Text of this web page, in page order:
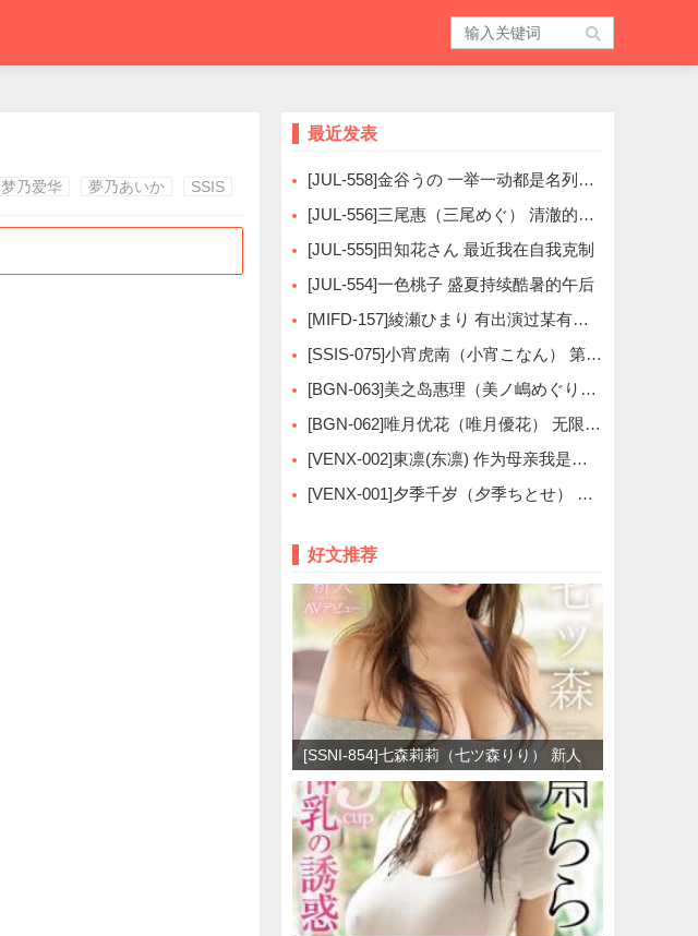
梦乃爱华 夢乃あいか SSIS
最近发表
[JUL-558]金谷うの 一举一动都是名列前茅
[JUL-556]三尾惠（三尾めぐ） 清澈的眼睛
[JUL-555]田知花さん 最近我在自我克制
[JUL-554]一色桃子 盛夏持续酷暑的午后
[MIFD-157]綾瀬ひまり 有出演过某有名偶像
[SSIS-075]小宵虎南（小宵こなん） 第一次摄影的时候明明很紧张
[BGN-063]美之岛惠理（美ノ嶋めぐり） 给予心跳的正统派
[BGN-062]唯月优花（唯月優花） 无限大的突破界限
[VENX-002]東凛(东凛) 作为母亲我是失格的
[VENX-001]夕季千岁（夕季ちとせ） 像是燃烧般的热情
好文推荐
[SSNI-854]七森莉莉（七ツ森りり） 新人
NO.1 STYLE艺人